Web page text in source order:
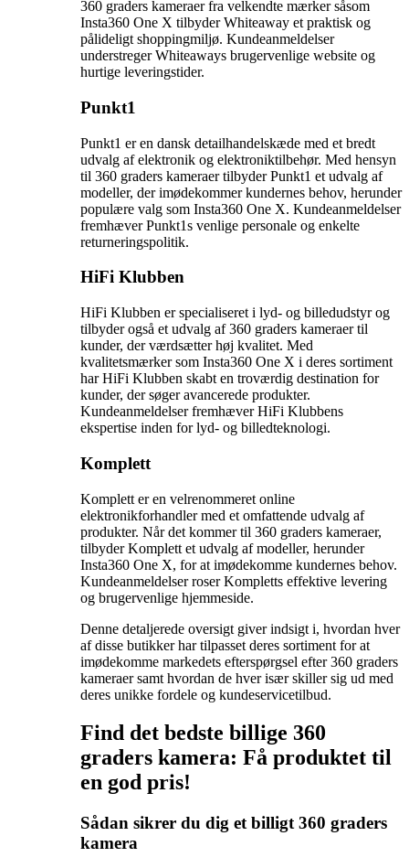
360 graders kameraer fra velkendte mærker såsom
Insta360 One X tilbyder Whiteaway et praktisk og
pålideligt shoppingmiljø. Kundeanmeldelser
understreger Whiteaways brugervenlige website og
hurtige leveringstider.
Punkt1
Punkt1 er en dansk detailhandelskæde med et bredt
udvalg af elektronik og elektroniktilbehør. Med hensyn
til 360 graders kameraer tilbyder Punkt1 et udvalg af
modeller, der imødekommer kundernes behov, herunder
populære valg som Insta360 One X. Kundeanmeldelser
fremhæver Punkt1s venlige personale og enkelte
returneringspolitik.
HiFi Klubben
HiFi Klubben er specialiseret i lyd- og billedudstyr og
tilbyder også et udvalg af 360 graders kameraer til
kunder, der værdsætter høj kvalitet. Med
kvalitetsmærker som Insta360 One X i deres sortiment
har HiFi Klubben skabt en troværdig destination for
kunder, der søger avancerede produkter.
Kundeanmeldelser fremhæver HiFi Klubbens
ekspertise inden for lyd- og billedteknologi.
Komplett
Komplett er en velrenommeret online
elektronikforhandler med et omfattende udvalg af
produkter. Når det kommer til 360 graders kameraer,
tilbyder Komplett et udvalg af modeller, herunder
Insta360 One X, for at imødekomme kundernes behov.
Kundeanmeldelser roser Kompletts effektive levering
og brugervenlige hjemmeside.
Denne detaljerede oversigt giver indsigt i, hvordan hver
af disse butikker har tilpasset deres sortiment for at
imødekomme markedets efterspørgsel efter 360 graders
kameraer samt hvordan de hver især skiller sig ud med
deres unikke fordele og kundeservicetilbud.
Find det bedste billige 360
graders kamera: Få produktet til
en god pris!
Sådan sikrer du dig et billigt 360 graders
kamera